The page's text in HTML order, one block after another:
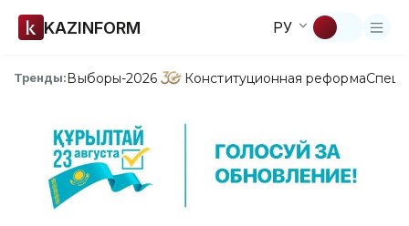
KAZINFORM РУ
Тренды:Выборы-2026 Конституционная реформа